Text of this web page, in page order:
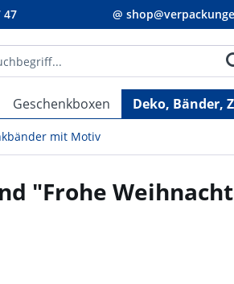
47 @
Geschenkboxen Deko, Bänder,
mit Motiv
"Frohe